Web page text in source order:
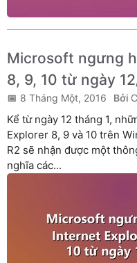
Microsoft ngưng
8, 9, 10 từ ngày
8 Tháng Một, 2016
Kể từ ngày 12 tháng 1,
Explorer 8, 9 và 10 trên
R2 sẽ nhận được một
nghĩa các...